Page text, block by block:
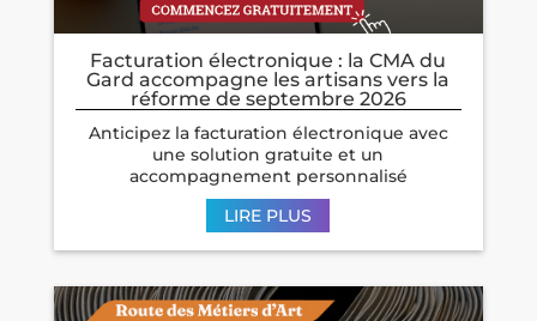
Facturation électronique : la CMA du
Gard accompagne les artisans vers la
réforme de septembre 2026
Anticipez la facturation électronique avec
une solution gratuite et un
accompagnement personnalisé
LIRE PLUS